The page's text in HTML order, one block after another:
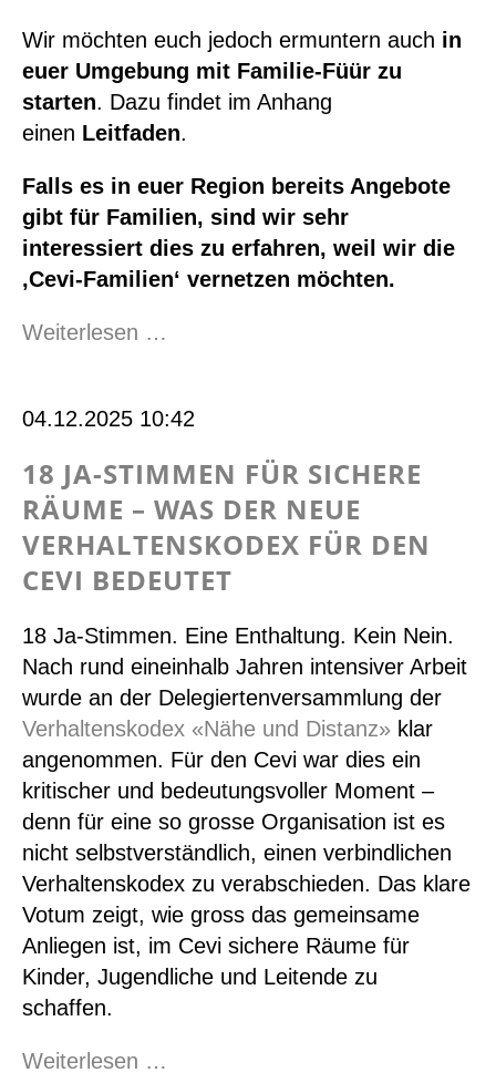
Wir möchten euch jedoch ermuntern auch in
euer Umgebung mit Familie-Füür zu
starten. Dazu findet im Anhang
einen Leitfaden.
Falls es in euer Region bereits Angebote
gibt für Familien, sind wir sehr
interessiert dies zu erfahren, weil wir die
‚Cevi-Familien‘ vernetzen möchten.
Weiterlesen …
04.12.2025 10:42
18 JA-STIMMEN FÜR SICHERE
RÄUME – WAS DER NEUE
VERHALTENSKODEX FÜR DEN
CEVI BEDEUTET
18 Ja-Stimmen. Eine Enthaltung. Kein Nein.
Nach rund eineinhalb Jahren intensiver Arbeit
wurde an der Delegiertenversammlung der
Verhaltenskodex «Nähe und Distanz» klar
angenommen. Für den Cevi war dies ein
kritischer und bedeutungsvoller Moment –
denn für eine so grosse Organisation ist es
nicht selbstverständlich, einen verbindlichen
Verhaltenskodex zu verabschieden. Das klare
Votum zeigt, wie gross das gemeinsame
Anliegen ist, im Cevi sichere Räume für
Kinder, Jugendliche und Leitende zu
schaffen.
Weiterlesen …